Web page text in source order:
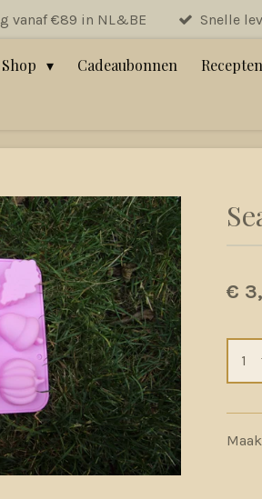
vanaf €89 in NL&BE Snelle
Shop Cadeaubonnen Recepten
€